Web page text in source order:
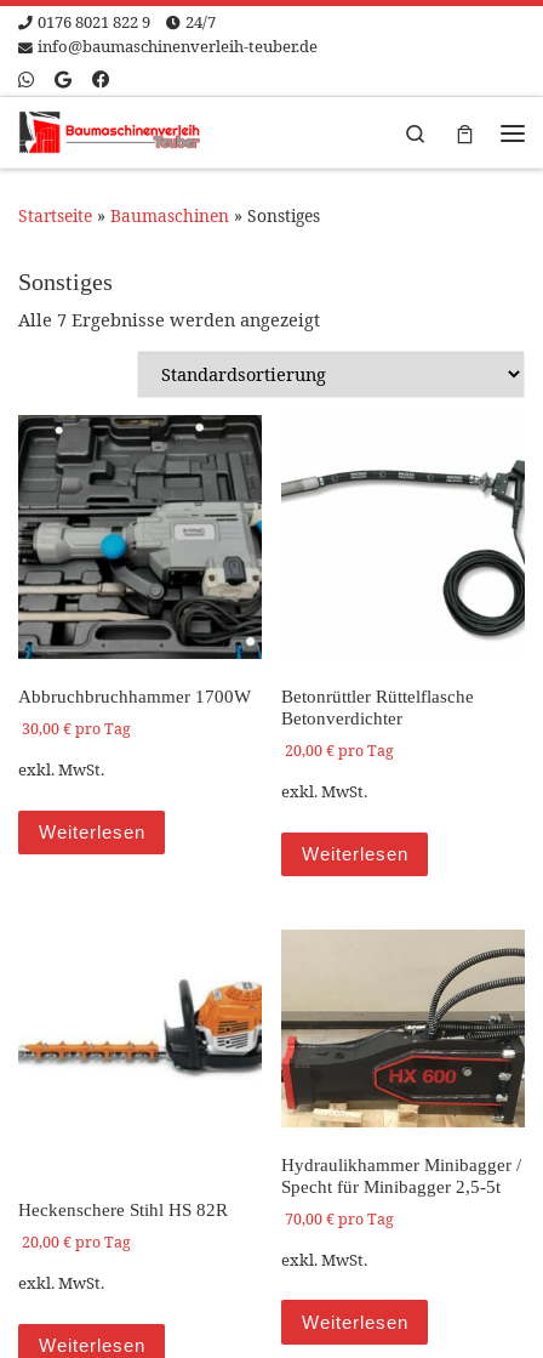
Zum Inhalt springen
0176 8021 822 9
24/7
info@baumaschinenverleih-teuber.de
Search
Startseite » Baumaschinen » Sonstiges
Sonstiges
Alle 7 Ergebnisse werden angezeigt
Abbruchbruchhammer 1700W
30,00€pro Tag
exkl. MwSt.
Weiterlesen
Betonrüttler Rüttelflasche
Betonverdichter
20,00€pro Tag
exkl. MwSt.
Weiterlesen
Heckenschere Stihl HS 82R
20,00€pro Tag
exkl. MwSt.
Weiterlesen
Hydraulikhammer Minibagger /
Specht für Minibagger 2,5-5t
70,00€pro Tag
exkl. MwSt.
Weiterlesen